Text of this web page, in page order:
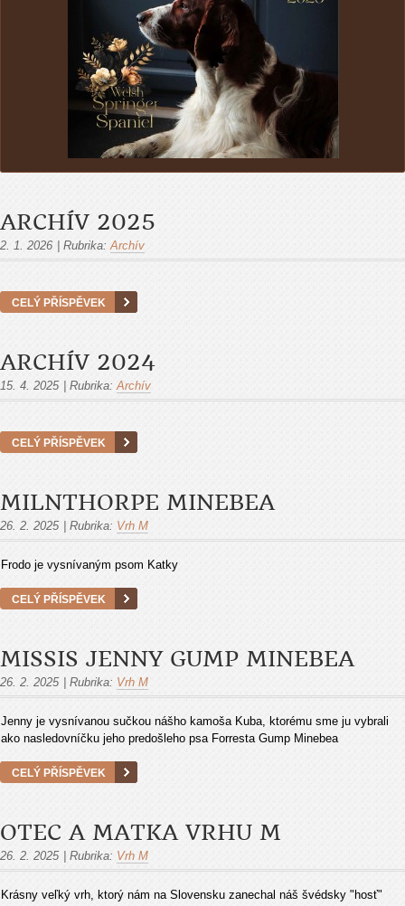
ARCHÍV 2025
2. 1. 2026 Rubrika: Archív
CELÝ PŘÍSPĚVEK
ARCHÍV 2024
15. 4. 2025 Rubrika: Archív
CELÝ PŘÍSPĚVEK
MILNTHORPE MINEBEA
26. 2. 2025 Rubrika: Vrh M
Frodo je vysnívaným psom Katky
CELÝ PŘÍSPĚVEK
MISSIS JENNY GUMP MINEBEA
26. 2. 2025 Rubrika: Vrh M
Jenny je vysnívanou sučkou nášho kamoša Kuba, ktorému sme ju vybrali
ako nasledovníčku jeho predošleho psa Forresta Gump Minebea
CELÝ PŘÍSPĚVEK
OTEC A MATKA VRHU M
26. 2. 2025 Rubrika: Vrh M
Krásny veľký vrh, ktorý nám na Slovensku zanechal náš švédsky "hosť"